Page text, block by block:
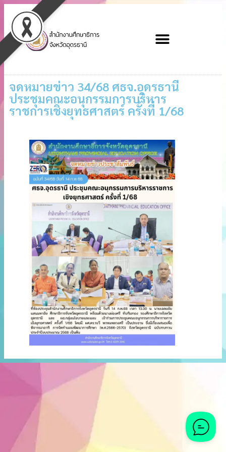
จดหมายข่าว 34/68 ศธจ.อุดรธานี
ประชุมคณะอนุกรรมการบริหาร
ราชการเชิงยุทธศาสตร์ ครั้งที่ 1/68